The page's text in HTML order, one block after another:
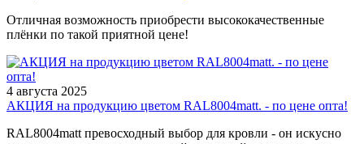
Отличная возможность приобрести высококачественные
плёнки по такой приятной цене!
4 августа 2025
АКЦИЯ на продукцию цветом RAL8004matt. - по цене опта!
RAL8004matt превосходный выбор для кровли - он искусно